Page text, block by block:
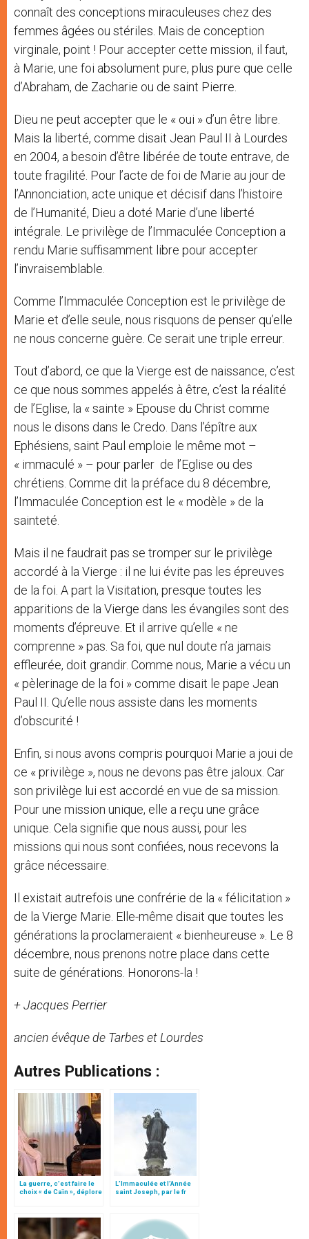
connaît des conceptions miraculeuses chez des
femmes âgées ou stériles. Mais de conception
virginale, point ! Pour accepter cette mission, il faut,
à Marie, une foi absolument pure, plus pure que celle
d’Abraham, de Zacharie ou de saint Pierre.
Dieu ne peut accepter que le « oui » d’un être libre.
Mais la liberté, comme disait Jean Paul II à Lourdes
en 2004, a besoin d’être libérée de toute entrave, de
toute fragilité. Pour l’acte de foi de Marie au jour de
l’Annonciation, acte unique et décisif dans l’histoire
de l’Humanité, Dieu a doté Marie d’une liberté
intégrale. Le privilège de l’Immaculée Conception a
rendu Marie suffisamment libre pour accepter
l’invraisemblable.
Comme l’Immaculée Conception est le privilège de
Marie et d’elle seule, nous risquons de penser qu’elle
ne nous concerne guère. Ce serait une triple erreur.
Tout d’abord, ce que la Vierge est de naissance, c’est
ce que nous sommes appelés à être, c’est la réalité
de l’Eglise, la « sainte » Epouse du Christ comme
nous le disons dans le Credo. Dans l’épître aux
Ephésiens, saint Paul emploie le même mot –
« immaculé » – pour parler de l’Eglise ou des
chrétiens. Comme dit la préface du 8 décembre,
l’Immaculée Conception est le « modèle » de la
sainteté.
Mais il ne faudrait pas se tromper sur le privilège
accordé à la Vierge : il ne lui évite pas les épreuves
de la foi. A part la Visitation, presque toutes les
apparitions de la Vierge dans les évangiles sont des
moments d’épreuve. Et il arrive qu’elle « ne
comprenne » pas. Sa foi, que nul doute n’a jamais
effleurée, doit grandir. Comme nous, Marie a vécu un
« pèlerinage de la foi » comme disait le pape Jean
Paul II. Qu’elle nous assiste dans les moments
d’obscurité !
Enfin, si nous avons compris pourquoi Marie a joui de
ce « privilège », nous ne devons pas être jaloux. Car
son privilège lui est accordé en vue de sa mission.
Pour une mission unique, elle a reçu une grâce
unique. Cela signifie que nous aussi, pour les
missions qui nous sont confiées, nous recevons la
grâce nécessaire.
Il existait autrefois une confrérie de la « félicitation »
de la Vierge Marie. Elle-même disait que toutes les
générations la proclameraient « bienheureuse ». Le 8
décembre, nous prenons notre place dans cette
suite de générations. Honorons-la !
+ Jacques Perrier
ancien évêque de Tarbes et Lourdes
Autres Publications :
La guerre, c’est faire le
choix « de Caïn », déplore
L’Immaculée et l’Année
saint Joseph, par le fr